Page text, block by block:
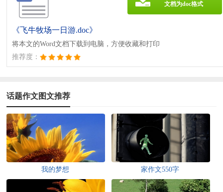
《飞牛牧场一日游.doc》
将本文的Word文档下载到电脑，方便收藏和打印
推荐度：
文档为doc格式
话题作文图文推荐
我的梦想 家作文550字